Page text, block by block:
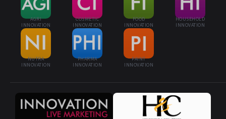
AGRI
INNOVATION
COSMETIC
INNOVATION
FOOD
INNOVATION
HOUSEHOLD
INNOVATION
NUTRA
INNOVATION
PHARMA
INNOVATION
PAINT
INNOVATION